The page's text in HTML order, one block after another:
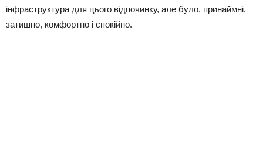
інфраструктура для цього відпочинку, але було, принаймні,
затишно, комфортно і спокійно.